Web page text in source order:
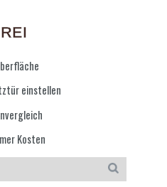
einstellen
Kosten